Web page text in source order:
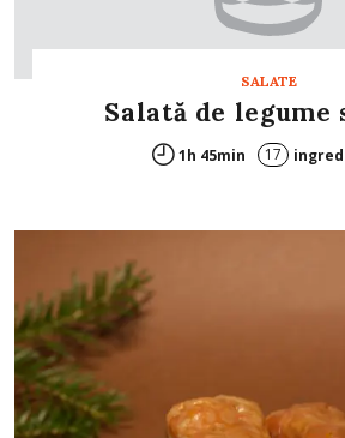
SALATE
Salată de
1h 45min 17